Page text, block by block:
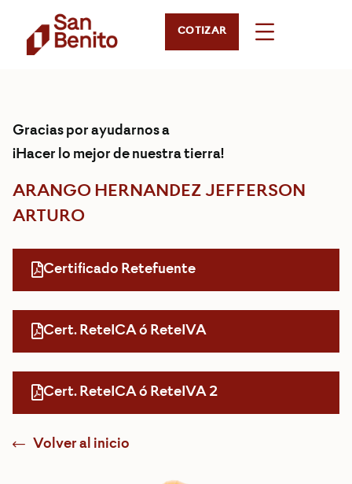
COTIZAR
Gracias por ayudarnos a
¡Hacer lo mejor de nuestra tierra!
ARANGO HERNANDEZ JEFFERSON
ARTURO
Certificado Retefuente
Cert. ReteICA ó ReteIVA
Cert. ReteICA ó ReteIVA 2
Volver al inicio